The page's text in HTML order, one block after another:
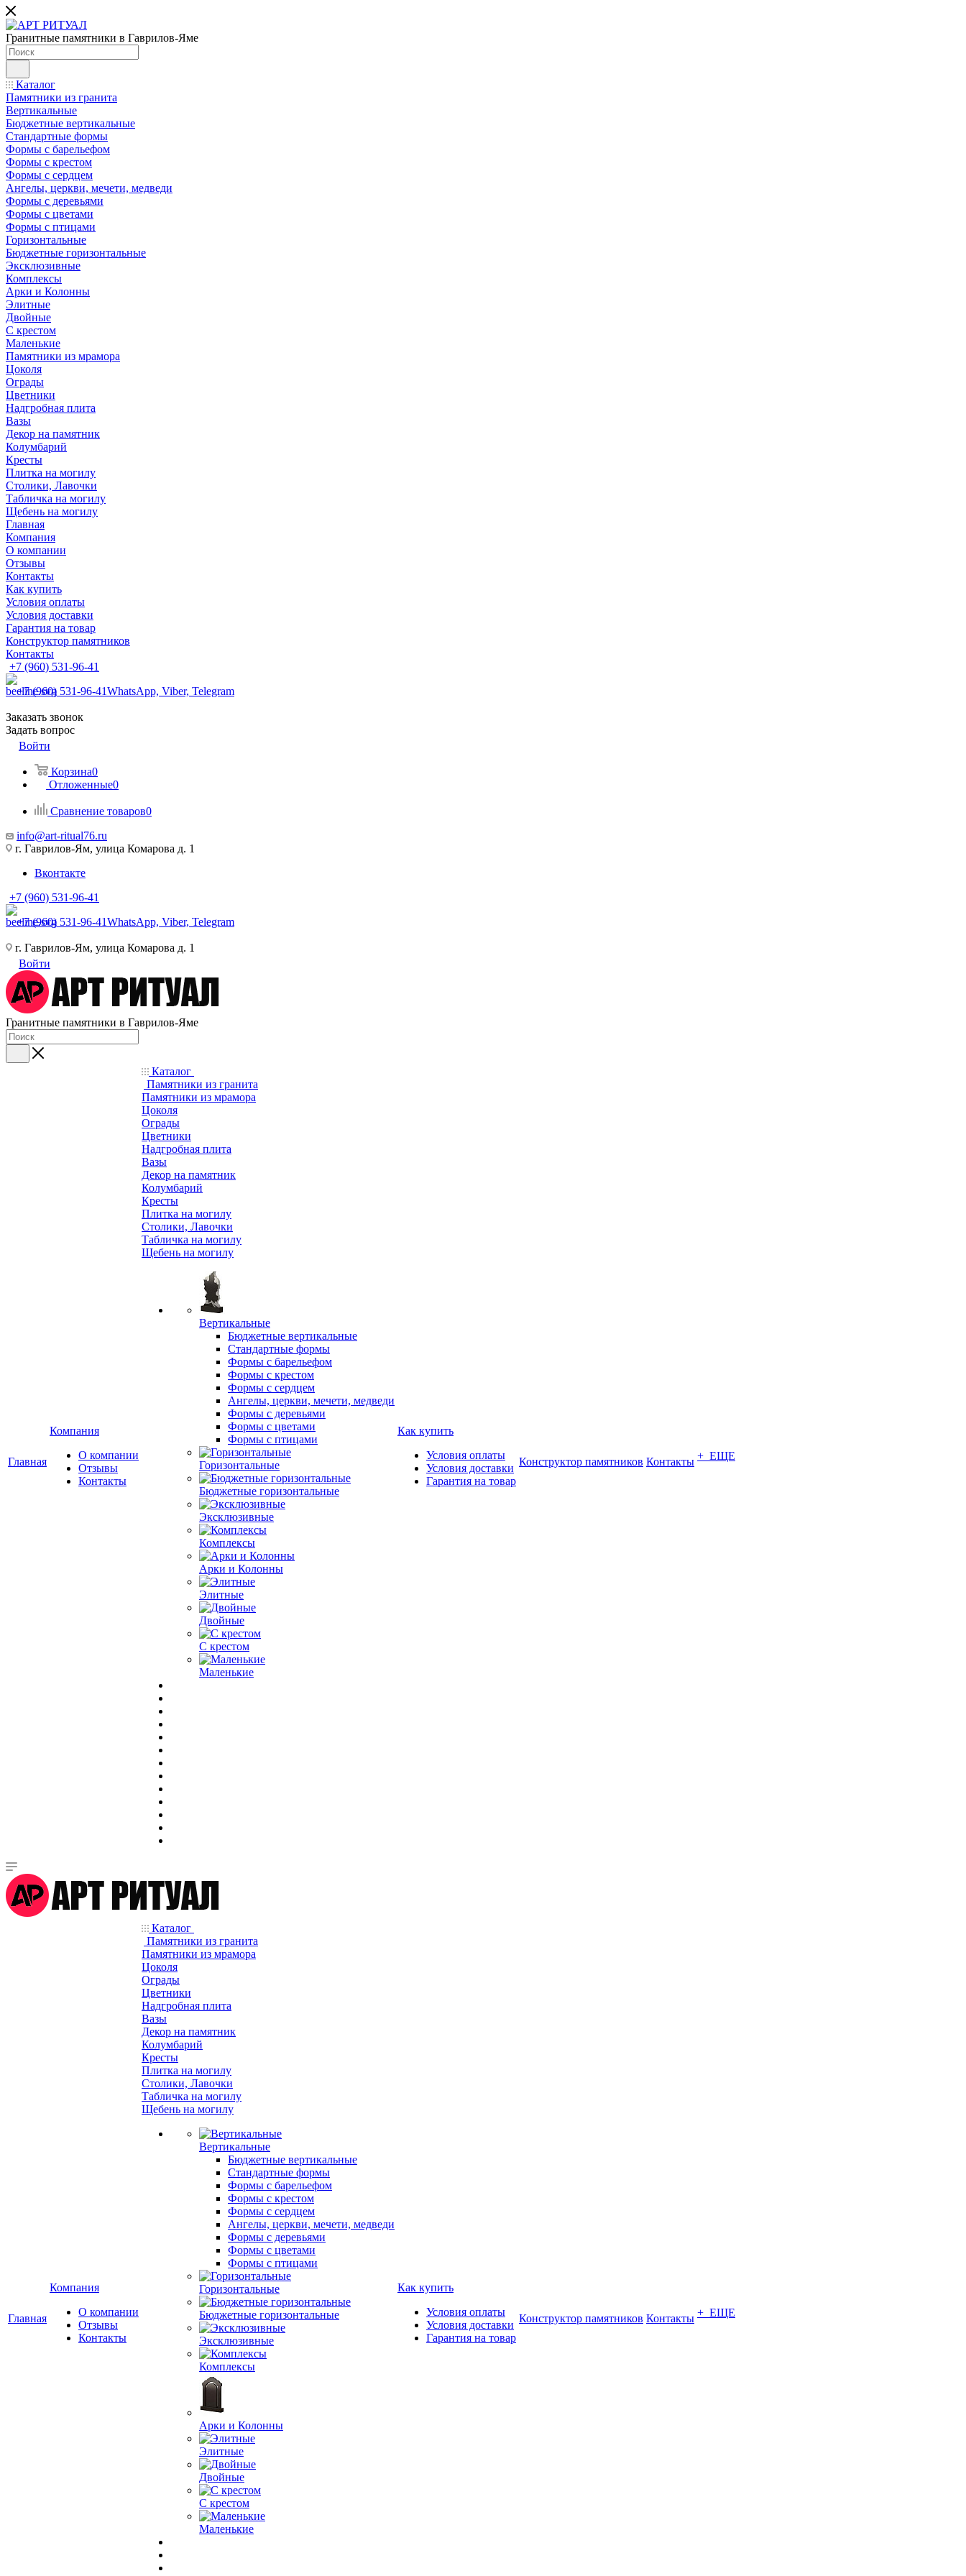
Гранитные памятники в Гаврилов-Яме
Каталог
Памятники из гранита
Вертикальные
Бюджетные вертикальные
Стандартные формы
Формы с барельефом
Формы с крестом
Формы с сердцем
Ангелы, церкви, мечети, медведи
Формы с деревьями
Формы с цветами
Формы с птицами
Горизонтальные
Бюджетные горизонтальные
Эксклюзивные
Комплексы
Арки и Колонны
Элитные
Двойные
С крестом
Маленькие
Памятники из мрамора
Цоколя
Ограды
Цветники
Надгробная плита
Вазы
Декор на памятник
Колумбарий
Кресты
Плитка на могилу
Столики, Лавочки
Табличка на могилу
Щебень на могилу
Главная
Компания
О компании
Отзывы
Контакты
Как купить
Условия оплаты
Условия доставки
Гарантия на товар
Конструктор памятников
Контакты
+7 (960) 531-96-41
+7 (960) 531-96-41WhatsApp, Viber, Telegram
Заказать звонок
Задать вопрос
Войти
Корзина0
Отложенные0
Сравнение товаров0
info@art-ritual76.ru
г. Гаврилов-Ям, улица Комарова д. 1
Вконтакте
+7 (960) 531-96-41
+7 (960) 531-96-41WhatsApp, Viber, Telegram
г. Гаврилов-Ям, улица Комарова д. 1
Войти
Гранитные памятники в Гаврилов-Яме
Главная
Компания
О компании
Отзывы
Контакты
Каталог
Памятники из гранита
Памятники из мрамора
Цоколя
Ограды
Цветники
Надгробная плита
Вазы
Декор на памятник
Колумбарий
Кресты
Плитка на могилу
Столики, Лавочки
Табличка на могилу
Щебень на могилу
Вертикальные
Бюджетные вертикальные
Стандартные формы
Формы с барельефом
Формы с крестом
Формы с сердцем
Ангелы, церкви, мечети, медведи
Формы с деревьями
Формы с цветами
Формы с птицами
Горизонтальные
Бюджетные горизонтальные
Эксклюзивные
Комплексы
Арки и Колонны
Элитные
Двойные
С крестом
Маленькие
Как купить
Условия оплаты
Условия доставки
Гарантия на товар
Конструктор памятников Контакты + ЕЩЕ
Главная
Компания
О компании
Отзывы
Контакты
Каталог
Памятники из гранита
Памятники из мрамора
Цоколя
Ограды
Цветники
Надгробная плита
Вазы
Декор на памятник
Колумбарий
Кресты
Плитка на могилу
Столики, Лавочки
Табличка на могилу
Щебень на могилу
Вертикальные
Бюджетные вертикальные
Стандартные формы
Формы с барельефом
Формы с крестом
Формы с сердцем
Ангелы, церкви, мечети, медведи
Формы с деревьями
Формы с цветами
Формы с птицами
Горизонтальные
Бюджетные горизонтальные
Эксклюзивные
Комплексы
Арки и Колонны
Элитные
Двойные
С крестом
Маленькие
Как купить
Условия оплаты
Условия доставки
Гарантия на товар
Конструктор памятников Контакты + ЕЩЕ